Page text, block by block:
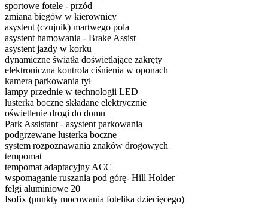
sportowe fotele - przód
zmiana biegów w kierownicy
asystent (czujnik) martwego pola
asystent hamowania - Brake Assist
asystent jazdy w korku
dynamiczne światła doświetlające zakręty
elektroniczna kontrola ciśnienia w oponach
kamera parkowania tył
lampy przednie w technologii LED
lusterka boczne składane elektrycznie
oświetlenie drogi do domu
Park Assistant - asystent parkowania
podgrzewane lusterka boczne
system rozpoznawania znaków drogowych
tempomat
tempomat adaptacyjny ACC
wspomaganie ruszania pod górę- Hill Holder
felgi aluminiowe 20
Isofix (punkty mocowania fotelika dziecięcego)